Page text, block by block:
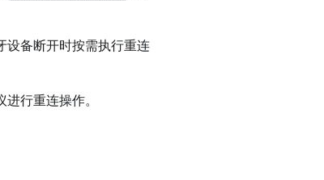
备断开时按需执行重连
行重连操作。